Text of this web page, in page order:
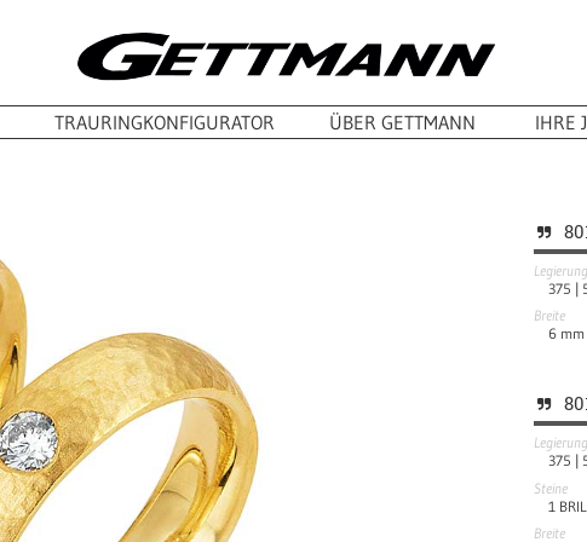
TRAURINGKONFIGURATOR ÜBER GETTMANN IHRE
Legierung
375 |
Breite
6 mm
Legierung
375 |
Steine
1
Breite